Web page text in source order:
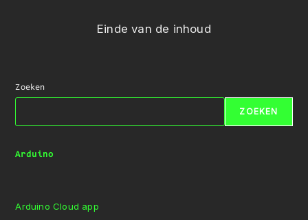
Einde van de inhoud
Zoeken
ZOEKEN
Arduino
Arduino Cloud app